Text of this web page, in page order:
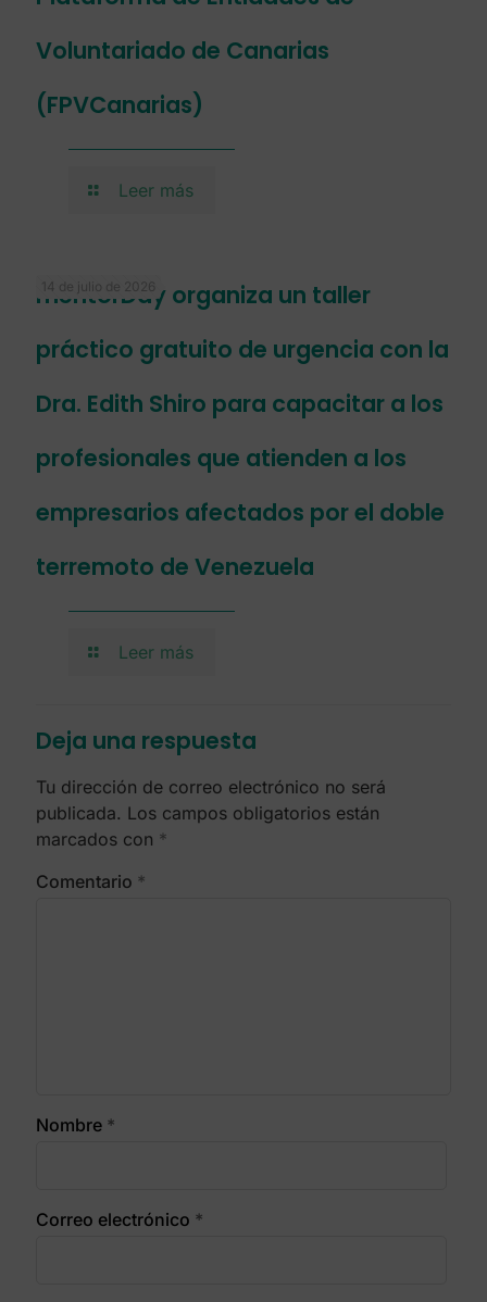
Voluntariado de Canarias
(FPVCanarias)
Leer más
14 de julio de 2026
mentorDay organiza un taller
práctico gratuito de urgencia con la
Dra. Edith Shiro para capacitar a los
profesionales que atienden a los
empresarios afectados por el doble
terremoto de Venezuela
Leer más
Deja una respuesta
Tu dirección de correo electrónico no será
publicada. Los campos obligatorios están
marcados con *
Comentario *
Nombre *
Correo electrónico *